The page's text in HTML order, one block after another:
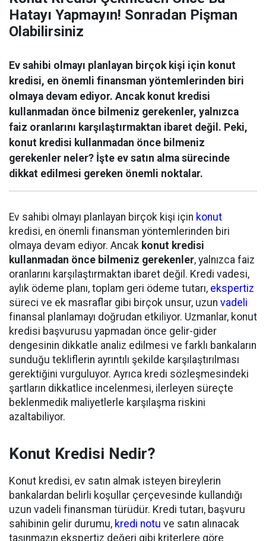
Hatayı Yapmayın! Sonradan Pişman
Olabilirsiniz
Ev sahibi olmayı planlayan birçok kişi için konut
kredisi, en önemli finansman yöntemlerinden biri
olmaya devam ediyor. Ancak konut kredisi
kullanmadan önce bilmeniz gerekenler, yalnızca
faiz oranlarını karşılaştırmaktan ibaret değil. Peki,
konut kredisi kullanmadan önce bilmeniz
gerekenler neler? İşte ev satın alma sürecinde
dikkat edilmesi gereken önemli noktalar.
Ev sahibi olmayı planlayan birçok kişi için konut
kredisi, en önemli finansman yöntemlerinden biri
olmaya devam ediyor. Ancak konut kredisi
kullanmadan önce bilmeniz gerekenler, yalnızca faiz
oranlarını karşılaştırmaktan ibaret değil. Kredi vadesi,
aylık ödeme planı, toplam geri ödeme tutarı, ekspertiz
süreci ve ek masraflar gibi birçok unsur, uzun vadeli
finansal planlamayı doğrudan etkiliyor. Uzmanlar, konut
kredisi başvurusu yapmadan önce gelir-gider
dengesinin dikkatle analiz edilmesi ve farklı bankaların
sunduğu tekliflerin ayrıntılı şekilde karşılaştırılması
gerektiğini vurguluyor. Ayrıca kredi sözleşmesindeki
şartların dikkatlice incelenmesi, ilerleyen süreçte
beklenmedik maliyetlerle karşılaşma riskini
azaltabiliyor.
Konut Kredisi Nedir?
Konut kredisi, ev satın almak isteyen bireylerin
bankalardan belirli koşullar çerçevesinde kullandığı
uzun vadeli finansman türüdür. Kredi tutarı, başvuru
sahibinin gelir durumu, kredi notu ve satın alınacak
taşınmazın ekspertiz değeri gibi kriterlere göre